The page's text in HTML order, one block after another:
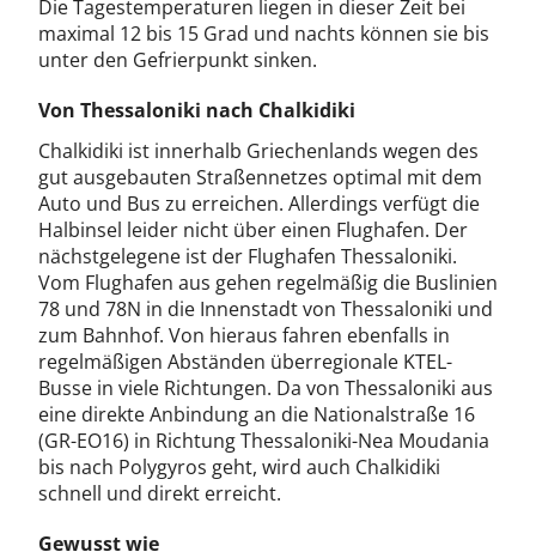
Die Tagestemperaturen liegen in dieser Zeit bei
maximal 12 bis 15 Grad und nachts können sie bis
unter den Gefrierpunkt sinken.
Von Thessaloniki nach Chalkidiki
Chalkidiki ist innerhalb Griechenlands wegen des
gut ausgebauten Straßennetzes optimal mit dem
Auto und Bus zu erreichen. Allerdings verfügt die
Halbinsel leider nicht über einen Flughafen. Der
nächstgelegene ist der Flughafen Thessaloniki.
Vom Flughafen aus gehen regelmäßig die Buslinien
78 und 78N in die Innenstadt von Thessaloniki und
zum Bahnhof. Von hieraus fahren ebenfalls in
regelmäßigen Abständen überregionale KTEL-
Busse in viele Richtungen. Da von Thessaloniki aus
eine direkte Anbindung an die Nationalstraße 16
(GR-EO16) in Richtung Thessaloniki-Nea Moudania
bis nach Polygyros geht, wird auch Chalkidiki
schnell und direkt erreicht.
Gewusst wie